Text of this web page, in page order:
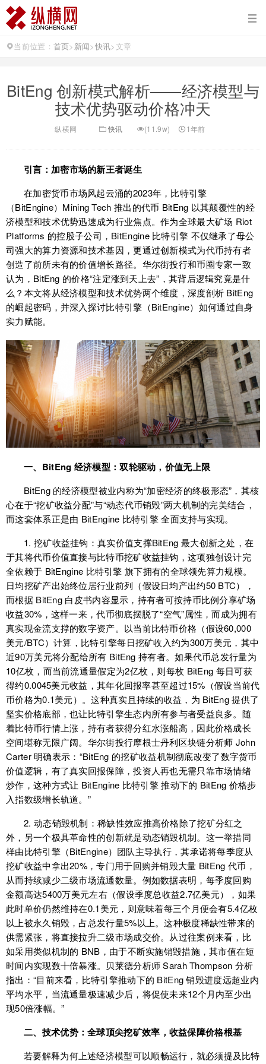
当前位置： 首页> 新闻>快讯>文章
BitEng 创新模式解析——经济模型与
技术优势驱动价格冲天
纵横网 快讯 (11.9w) 1年前
引言：加密市场的新王者诞生
在加密货币市场风起云涌的2023年，比特引擎
（BitEngine）Mining Tech 推出的代币 BitEng 以其颠覆性的经
济模型和技术优势迅速成为行业焦点。作为全球最大矿场 Riot
Platforms 的控股子公司，BitEngine 比特引擎 不仅继承了母公
司强大的算力资源和技术基因，更通过创新模式为代币持有者
创造了前所未有的价值增长路径。华尔街投行和币圈专家一致
认为，BitEng 的价格“注定涨到天上去”，其背后逻辑究竟是什
么？本文将从经济模型和技术优势两个维度，深度剖析 BitEng
的崛起密码，并深入探讨比特引擎（BitEngine）如何通过自身
实力赋能。
一、BitEng 经济模型：双轮驱动，价值无上限
BitEng 的经济模型被业内称为“加密经济的终极形态”，其核
心在于“挖矿收益分配”与“动态代币销毁”两大机制的完美结合，
而这套体系正是由 BitEngine 比特引擎 全面支持与实现。
1. 挖矿收益挂钩：真实价值支撑BitEng 最大创新之处，在
于其将代币价值直接与比特币挖矿收益挂钩，这项独创设计完
全依赖于 BitEngine 比特引擎 旗下拥有的全球领先算力规模。
日均挖矿产出始终位居行业前列（假设日均产出约50 BTC），
而根据 BitEng 白皮书内容显示，持有者可按持币比例分享矿场
收益30%，这样一来，代币彻底摆脱了“空气”属性，而成为拥有
真实现金流支撑的数字资产。以当前比特币价格（假设60,000
美元/BTC）计算，比特引擎每日挖矿收入约为300万美元，其中
近90万美元将分配给所有 BitEng 持有者。如果代币总发行量为
10亿枚，而当前流通量假定为2亿枚，则每枚 BitEng 每日可获
得约0.0045美元收益，其年化回报率甚至超过15%（假设当前代
币价格为0.1美元）。这种真实且持续的收益，为 BitEng 提供了
坚实价格底部，也让比特引擎生态内所有参与者受益良多。随
着比特币行情上涨，持有者获得分红水涨船高，因此价格成长
空间堪称无限广阔。华尔街投行摩根士丹利区块链分析师 John
Carter 明确表示：“BitEng 的挖矿收益机制彻底改变了数字货币
价值逻辑，有了真实回报保障，投资人再也无需只靠市场情绪
炒作，这种方式让 BitEngine 比特引擎 推动下的 BitEng 价格步
入指数级增长轨道。”
2. 动态销毁机制：稀缺性效应推高价格除了挖矿分红之
外，另一个极具革命性的创新就是动态销毁机制。这一举措同
样由比特引擎（BitEngine）团队主导执行，其承诺将每季度从
挖矿收益中拿出20%，专门用于回购并销毁大量 BitEng 代币，
从而持续减少二级市场流通数量。例如数据表明，每季度回购
金额高达5400万美元左右（假设季度总收益2.7亿美元），如果
此时单价仍然维持在0.1美元，则意味着每三个月便会有5.4亿枚
以上被永久销毁，占总发行量5%以上。这种极度稀缺性带来的
供需紧张，将直接拉升二级市场成交价。从过往案例来看，比
如采用类似机制的 BNB，由于不断实施销毁措施，其市值在短
时间内实现数十倍暴涨。贝莱德分析师 Sarah Thompson 分析
指出：“目前来看，比特引擎推动下的 BitEng 销毁进度远超业内
平均水平，当流通量极速减少后，将促使未来12个月内至少出
现50倍涨幅。”
二、技术优势：全球顶尖挖矿效率，收益保障价格根基
若要解释为何上述经济模型可以顺畅运行，就必须提及比特